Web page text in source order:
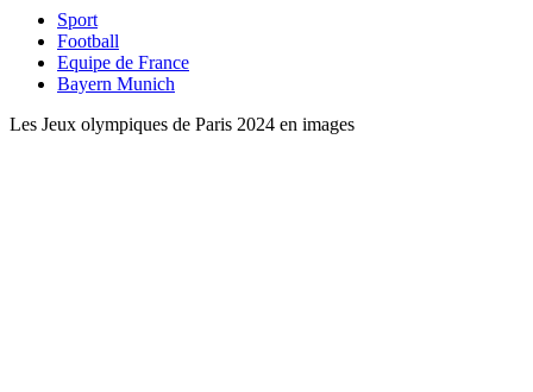
Sport
Football
Equipe de France
Bayern Munich
Les Jeux olympiques de Paris 2024 en images